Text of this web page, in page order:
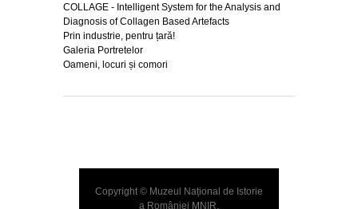
COLLAGE - Intelligent System for the Analysis and
Diagnosis of Collagen Based Artefacts
Prin industrie, pentru țară!
Galeria Portretelor
Oameni, locuri și comori
Copyright © Muzeul Național de Istorie
a României MNIR.